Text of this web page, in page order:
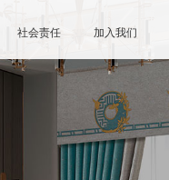
社会责任 加入我们